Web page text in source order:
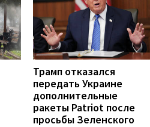
Трамп отказался
передать Украине
дополнительные
ракеты Patriot после
просьбы Зеленского